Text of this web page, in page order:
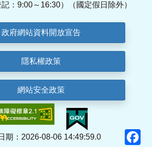
記：9:00～16:30）（國定假日除外）
政府網站資料開放宣告
隱私權政策
網站安全政策
期：2026-08-06 14:49:59.0